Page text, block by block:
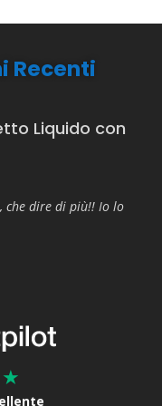
Recenti
Liquido con
che dire di più!! Io lo
★